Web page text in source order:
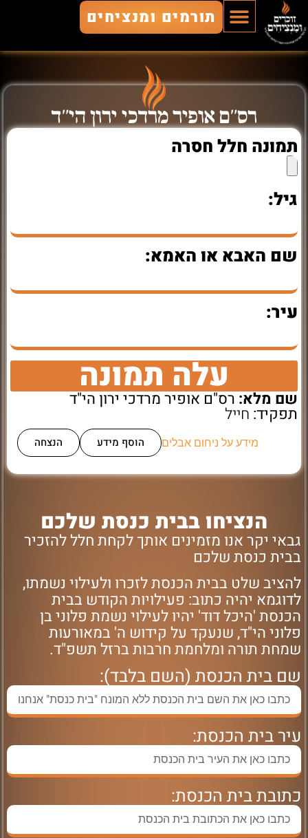
תורמים ומנציחים
רס"ם אופיר מרדכי ירון הי"ד
תמונה חלל חסרה
גיל:
שם האבא או האמא:
עיר:
עלה תמונה
שם מלא:רס"ם אופיר מרדכי ירון הי"ד
תפקיד: חייל
מידע על ניחום אבלים הוסף מידע הנצחה
הנציחו בבית כנסת שלכם
גבאי יקר אנו מזמינים אותך לקחת חלל להזכיר
בבית כנסת שלכם
להציב שלט בבית הכנסת לזכרו ולעילוי נשמתו,
לדוגמא יהיה כתוב: פעילויות הקודש בבית
הכנסת 'היכל דוד' יהיו לעילוי נשמת פלוני בן
פלוני הי"ד, שנעקד על קידוש ה' במאורעות
שמחת תורה ומלחמת חרבות ברזל תשפ"ד.
שם בית הכנסת (השם בלבד):
עיר בית הכנסת:
כתובת בית הכנסת: